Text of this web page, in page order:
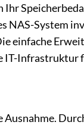
NAS-System
einfache
IT-Infrastruktur